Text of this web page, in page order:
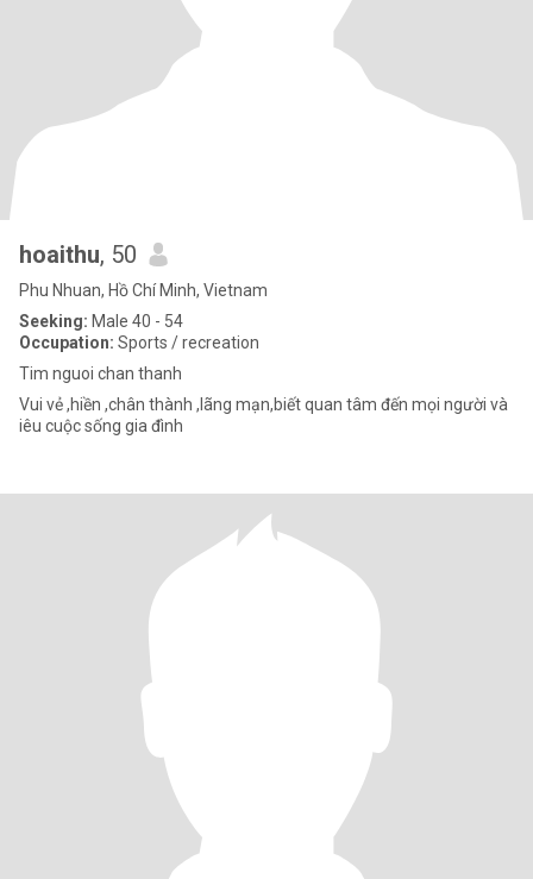
hoaithu, 50
Phu Nhuan, Hồ Chí Minh, Vietnam
Seeking: Male 40 - 54
Occupation: Sports / recreation
Tim nguoi chan thanh
Vui vẻ ,hiền ,chân thành ,lãng mạn,biết quan tâm đến mọi người và
iêu cuộc sống gia đình